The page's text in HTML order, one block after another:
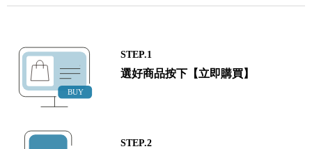
STEP.1
選好商品按下【立即購買】
STEP.2